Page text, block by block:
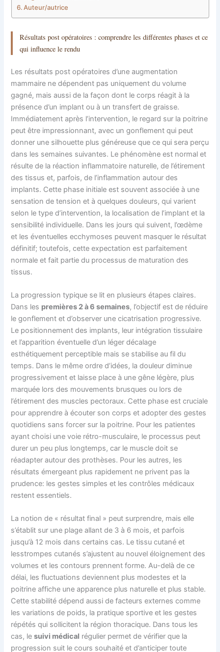
Auteur/autrice
Résultats post opératoires : comprendre les différentes phases et ce
qui influence le rendu
Les résultats post opératoires d’une augmentation
mammaire ne dépendent pas uniquement du volume
gagné, mais aussi de la façon dont le corps réagit à la
présence d’un implant ou à un transfert de graisse.
Immédiatement après l’intervention, le regard sur la poitrine
peut être impressionnant, avec un gonflement qui peut
donner une silhouette plus généreuse que ce qui sera perçu
dans les semaines suivantes. Le phénomène est normal et
résulte de la réaction inflammatoire naturelle, de l’étirement
des tissus et, parfois, de l’inflammation autour des
implants. Cette phase initiale est souvent associée à une
sensation de tension et à quelques douleurs, qui varient
selon le type d’intervention, la localisation de l’implant et la
sensibilité individuelle. Dans les jours qui suivent, l’œdème
et les éventuelles ecchymoses peuvent masquer le résultat
définitif; toutefois, cette expectation est parfaitement
normale et fait partie du processus de maturation des
tissus.
La progression typique se lit en plusieurs étapes claires.
Dans les premières 2 à 6 semaines, l’objectif est de réduire
le gonflement et d’observer une cicatrisation progressive.
Le positionnement des implants, leur intégration tissulaire
et l’apparition éventuelle d’un léger décalage
esthétiquement perceptible mais se stabilise au fil du
temps. Dans le même ordre d’idées, la douleur diminue
progressivement et laisse place à une gêne légère, plus
marquée lors des mouvements brusques ou lors de
l’étirement des muscles pectoraux. Cette phase est cruciale
pour apprendre à écouter son corps et adopter des gestes
quotidiens sans forcer sur la poitrine. Pour les patientes
ayant choisi une voie rétro-musculaire, le processus peut
durer un peu plus longtemps, car le muscle doit se
réadapter autour des prothèses. Pour les autres, les
résultats émergeant plus rapidement ne privent pas la
prudence: les gestes simples et les contrôles médicaux
restent essentiels.
La notion de « résultat final » peut surprendre, mais elle
s’établit sur une plage allant de 3 à 6 mois, et parfois
jusqu’à 12 mois dans certains cas. Le tissu cutané et
lesstrompes cutanés s’ajustent au nouvel éloignement des
volumes et les contours prennent forme. Au-delà de ce
délai, les fluctuations deviennent plus modestes et la
poitrine affiche une apparence plus naturelle et plus stable.
Cette stabilité dépend aussi de facteurs externes comme
les variations de poids, la pratique sportive et les gestes
répétés qui sollicitent la région thoracique. Dans tous les
cas, lesuivi médical régulier permet de vérifier que la
progression suit le cours souhaité et d’anticiper toute